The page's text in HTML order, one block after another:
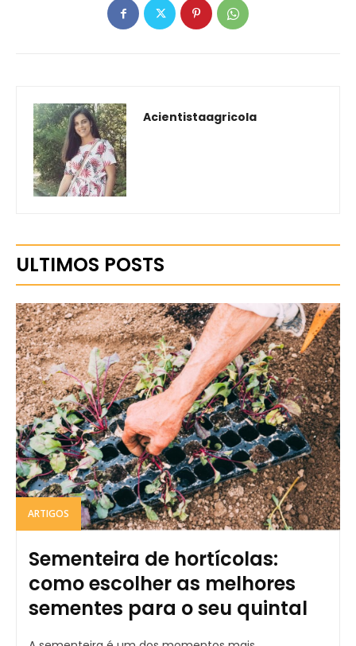
Acientistaagricola
ULTIMOS POSTS
ARTIGOS
Sementeira de hortícolas:
como escolher as melhores
sementes para o seu quintal